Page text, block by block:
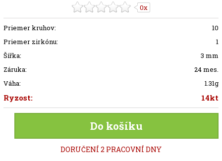
0x
Priemer kruhov:
10
Priemer zirkónu:
1
Šířka:
3 mm
Záruka:
24 mes.
Váha:
1.31g
Ryzost: 14kt
Do košíku
DORUČENÍ 2 PRACOVNÍ DNY